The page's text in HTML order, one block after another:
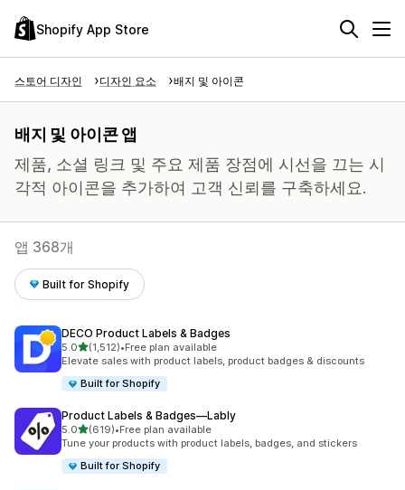
Shopify App Store
스토어 디자인 디자인 요소 배지 및 아이콘
배지 및 아이콘 앱
제품, 소셜 링크 및 주요 제품 장점에 시선을 끄는 시
각적 아이콘을 추가하여 고객 신뢰를 구축하세요.
앱 368개
Built for Shopify
DECO Product Labels & Badges
5.0별 5개 중
(1,512)
총 리뷰 1512개
•Free plan available
Elevate sales with product labels, product badges & discounts
Built for Shopify
Product Labels & Badges—Lably
5.0별 5개 중
(619)
총 리뷰 619개
•Free plan available
Tune your products with product labels, badges, and stickers
Built for Shopify